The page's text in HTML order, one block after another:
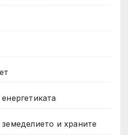
и храните